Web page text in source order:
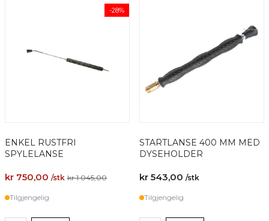
-28%
ENKEL RUSTFRI
SPYLELANSE
kr 750,00 /stk kr 1 045,00
Tilgjengelig
STARTLANSE 400 MM MED
DYSEHOLDER
kr 543,00 /stk
Tilgjengelig